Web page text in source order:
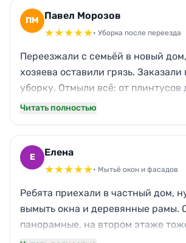
после отъезда. Но это мелочь, в
порядок.
ПМ Павел Морозов
★★★★★• Уборка после переезда
Переезжали с семьёй в новый
хозяева оставили грязь.
уборку. Отмыли всё: от плинтусов
выключателей. Кухонный гарнитур
стресс.
Читать полностью
Е Елена
★★★★★• Мытьё окон и фасадов
Ребята приехали в частный дом,
вымыть окна и деревянные рамы.
панорамные, на втором этаже
аккуратно, без разводов, даже